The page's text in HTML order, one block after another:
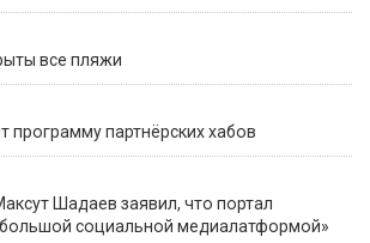
все пляжи
программу партнёрских хабов
Шадаев заявил, что портал
социальной медиалатформой»